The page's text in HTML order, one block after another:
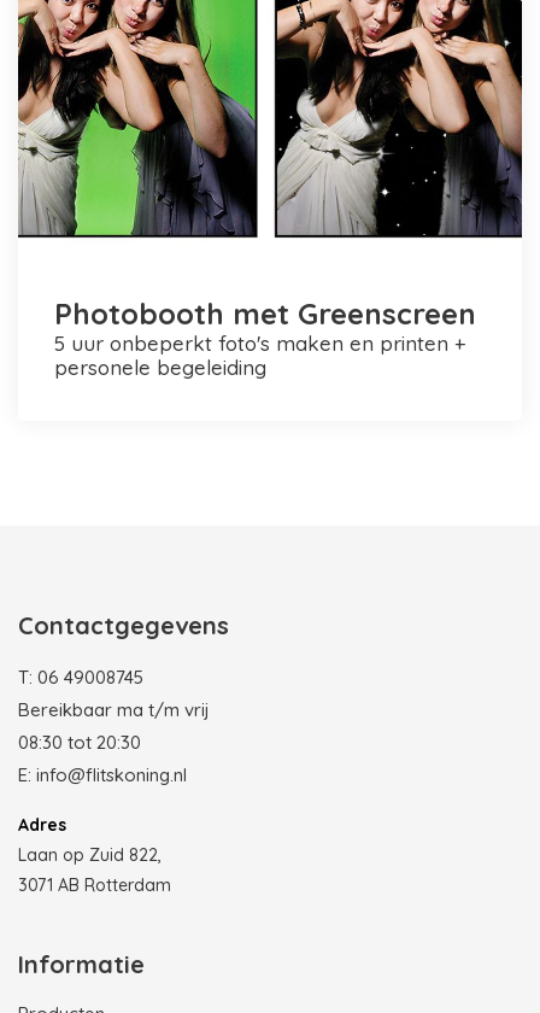
Photobooth met Greenscreen
5 uur onbeperkt foto's maken en printen +
personele begeleiding
Contactgegevens
T: 06 49008745
Bereikbaar ma t/m vrij
08:30 tot 20:30
E: info@flitskoning.nl
Adres
Laan op Zuid 822,
3071 AB Rotterdam
Informatie